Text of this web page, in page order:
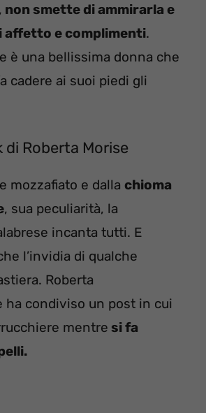
non smette di ammirarla e
affetto e complimenti.
è una bellissima donna che
cadere ai suoi piedi gli
di Roberta Morise
mozzafiato e dalla chioma
, sua peculiarità, la
incanta tutti. E
l’invidia di qualche
Roberta
ha condiviso un post in cui
mentre si fa